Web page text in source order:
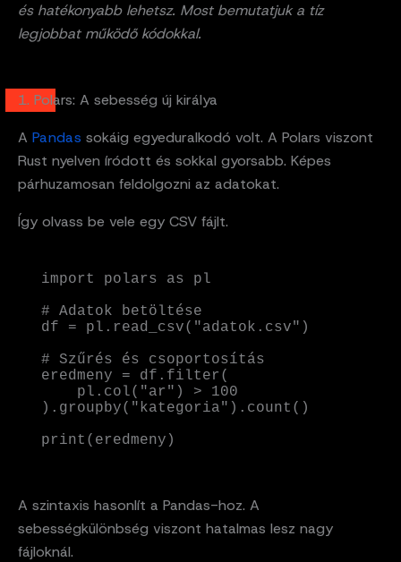
és hatékonyabb lehetsz. Most bemutatjuk a tíz
legjobbat működő kódokkal.
1. Polars: A sebesség új királya
A Pandassokáig egyeduralkodó volt. A Polars viszont
Rust nyelven íródott és sokkal gyorsabb. Képes
párhuzamosan feldolgozni az adatokat.
Így olvass be vele egy CSV fájlt.
import polars as pl
# Adatok betöltése
df = pl.read_csv("adatok.csv")
# Szűrés és csoportosítás
eredmeny = df.filter(
).groupby("kategoria").count()
print(eredmeny)
A szintaxis hasonlít a Pandas-hoz. A
sebességkülönbség viszont hatalmas lesz nagy
fájloknál.